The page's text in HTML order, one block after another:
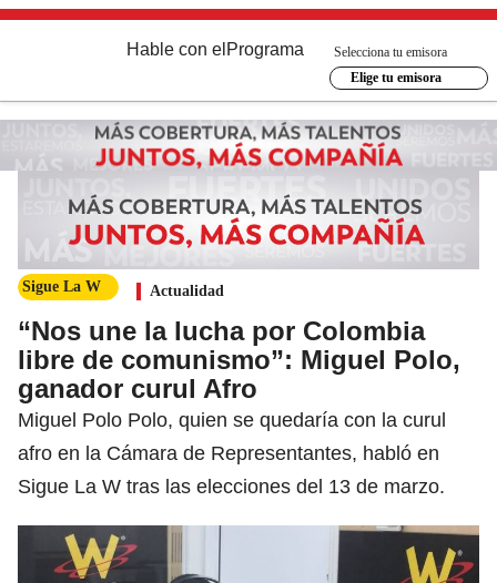
Hable con el Programa
Selecciona tu emisora
Elige tu emisora
Sigue La W Actualidad
“Nos une la lucha por Colombia
libre de comunismo”: Miguel Polo,
ganador curul Afro
Miguel Polo Polo, quien se quedaría con la curul
afro en la Cámara de Representantes, habló en
Sigue La W tras las elecciones del 13 de marzo.